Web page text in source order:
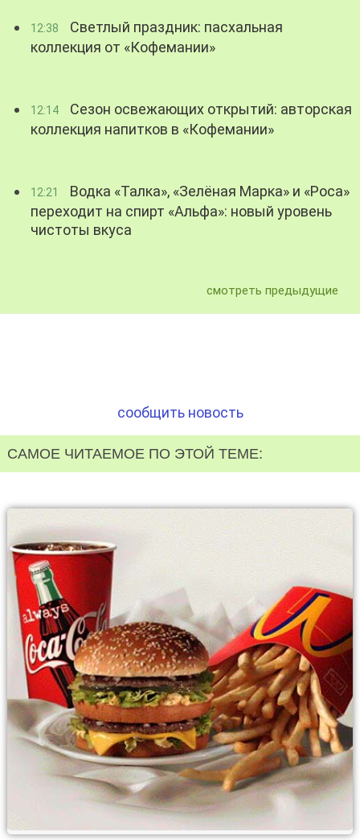
12:38
Светлый праздник: пасхальная
коллекция от «Кофемании»
12:14
Сезон освежающих открытий: авторская
коллекция напитков в «Кофемании»
12:21
Водка «Талка», «Зелёная Марка» и «Роса»
переходит на спирт «Альфа»: новый уровень
чистоты вкуса
смотреть предыдущие
сообщить новость
САМОЕ ЧИТАЕМОЕ ПО ЭТОЙ ТЕМЕ: